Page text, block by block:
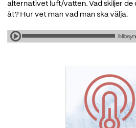
alternativet luft/vatten. Vad skiljer de
åt? Hur vet man vad man ska välja.